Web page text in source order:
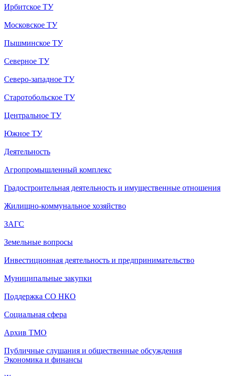
Ирбитское ТУ
Московское ТУ
Пышминское ТУ
Северное ТУ
Северо-западное ТУ
Старотобольское ТУ
Центральное ТУ
Южное ТУ
Деятельность
Агропромышленный комплекс
Градостроительная деятельность и имущественные отношения
Жилищно-коммунальное хозяйство
ЗАГС
Земельные вопросы
Инвестиционная деятельность и предпринимательство
Муниципальные закупки
Поддержка СО НКО
Социальная сфера
Архив ТМО
Публичные слушания и общественные обсуждения
Экономика и финансы